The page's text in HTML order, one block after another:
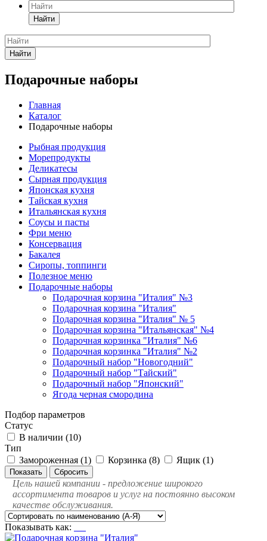
Найти
Найти
Подарочные наборы
Главная
Каталог
Подарочные наборы
Рыбная продукция
Морепродукты
Деликатесы
Сырная продукция
Японская кухня
Тайская кухня
Итальянская кухня
Соусы и пасты
Фри меню
Консервация
Бакалея
Сиропы, топпинги
Полезное меню
Подарочные наборы
Подарочная корзина "Италия" №3
Подарочная корзина "Италия"
Подарочная корзина "Италия" № 5
Подарочная корзина "Итальянская" №4
Подарочная корзинка "Италия" №6
Подарочная корзинка "Италия" №2
Подарочный набор "Новогодний"
Подарочный набор "Тайский"
Подарочный набор "Японский"
Ягода черная смородина
Подбор параметров
Статус
В наличии (10)
Тип
Замороженная (1) Корзинка (8) Ящик (1)
Цель нашей компании - предложение широкого
ассортимента товаров и услуг на постоянно высоком
качестве обслуживания.
Показывать как: